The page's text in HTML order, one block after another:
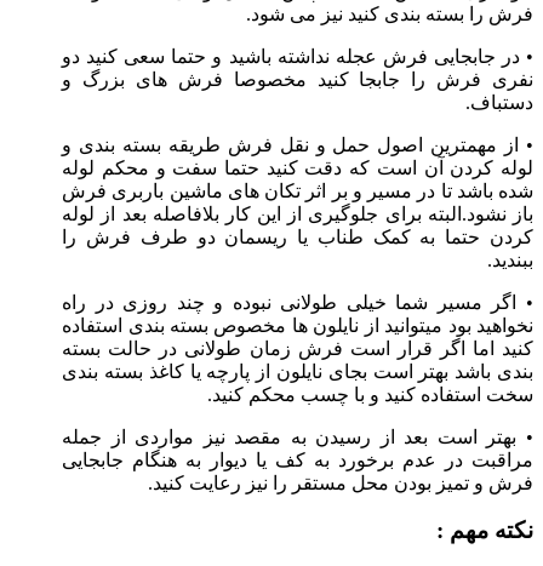
فرش را بسته بندی کنید نیز می شود.
• در جابجایی فرش عجله نداشته باشید و حتما سعی کنید دو
نفری فرش را جابجا کنید مخصوصا فرش های بزرگ و
دستباف.
• از مهمترین اصول حمل و نقل فرش طریقه بسته بندی و
لوله کردن آن است که دقت کنید حتما سفت و محکم لوله
شده باشد تا در مسیر و بر اثر تکان های ماشین باربری فرش
باز نشود.البته برای جلوگیری از این کار بلافاصله بعد از لوله
کردن حتما به کمک طناب یا ریسمان دو طرف فرش را
ببندید.
• اگر مسیر شما خیلی طولانی نبوده و چند روزی در راه
نخواهید بود میتوانید از نایلون ها مخصوص بسته بندی استفاده
کنید اما اگر قرار است فرش زمان طولانی در حالت بسته
بندی باشد بهتر است بجای نایلون از پارچه یا کاغذ بسته بندی
سخت استفاده کنید و با چسب محکم کنید.
• بهتر است بعد از رسیدن به مقصد نیز مواردی از جمله
مراقبت در عدم برخورد به کف یا دیوار به هنگام جابجایی
فرش و تمیز بودن محل مستقر را نیز رعایت کنید.
نکته مهم :